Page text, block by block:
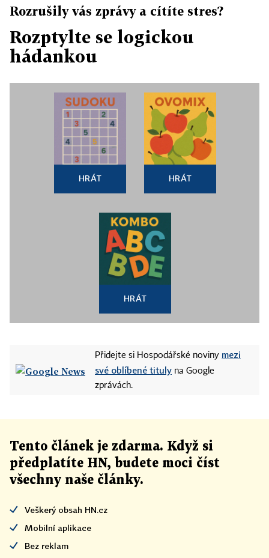
Rozrušily vás zprávy a cítíte stres?
Rozptylte se logickou
hádankou
HRÁT HRÁT
HRÁT
Přidejte si Hospodářské noviny mezi
své oblíbené tituly na Google
zprávách.
Tento článek je zdarma. Když si
předplatíte HN, budete moci číst
všechny naše články.
Veškerý obsah HN.cz
Mobilní aplikace
Bez reklam